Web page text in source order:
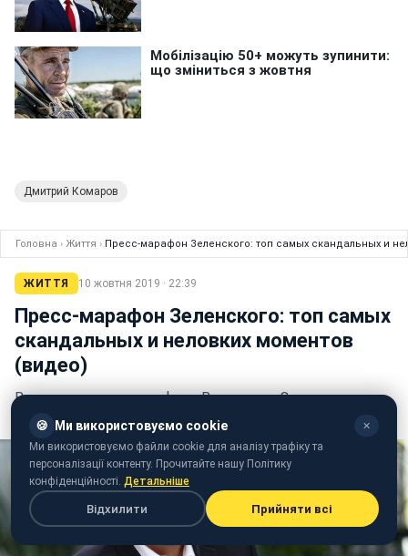
Дмитрий Комаров
Головна › Життя › Пресс-марафон Зеленского: топ самых скандальных и
ЖИТТЯ 10 жовтня 2019 · 22:39
Пресс-марафон Зеленского: топ самых
скандальных и неловких моментов
(видео)
Во время пресс-марафона Владимира Зеленского с
журналистами случился ряд странных ситуаций
🍪 Ми використовуємо cookie ✕
Ми використовуємо файли cookie для аналізу трафіку та
персоналізації контенту. Прочитайте нашу Політику
конфіденційності. Детальніше
Відхилити Прийняти всі